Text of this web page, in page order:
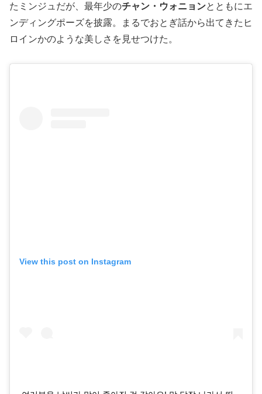
たミンジュだが、最年少のチャン・ウォニョンとともにエ
ンディングポーズを披露。まるでおとぎ話から出てきたヒ
ロインかのような美しさを見せつけた。
View this post on Instagram